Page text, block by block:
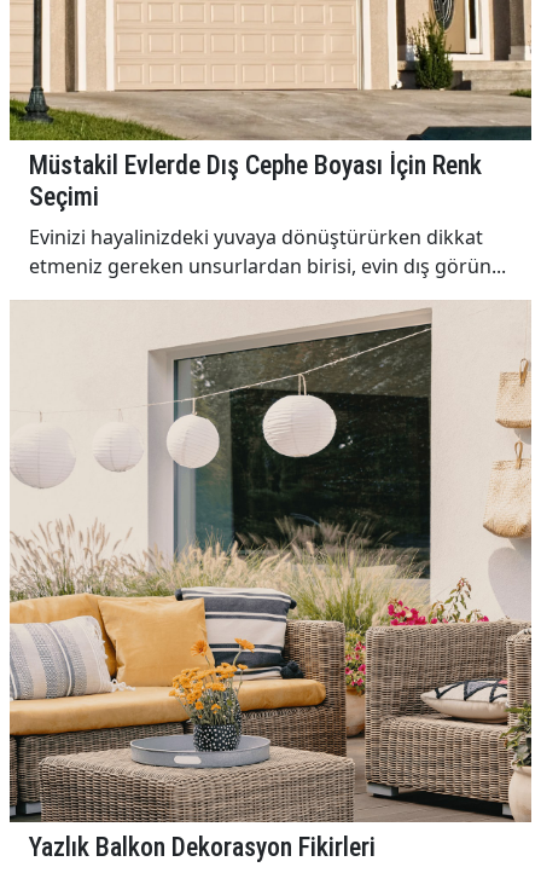
Müstakil Evlerde Dış Cephe Boyası İçin Renk
Seçimi
Evinizi hayalinizdeki yuvaya dönüştürürken dikkat
etmeniz gereken unsurlardan birisi, evin dış görün...
Yazlık Balkon Dekorasyon Fikirleri